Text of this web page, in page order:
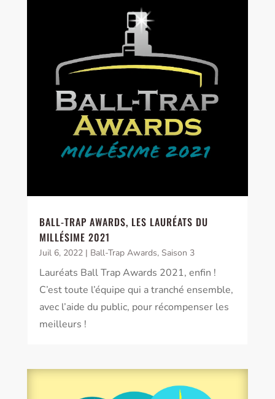
BALL-TRAP AWARDS, LES LAURÉATS DU
MILLÉSIME 2021
Juil 6, 2022| Ball-Trap Awards, Saison 3
Lauréats Ball Trap Awards 2021, enfin !
C’est toute l’équipe qui a tranché ensemble,
avec l’aide du public, pour récompenser les
meilleurs !